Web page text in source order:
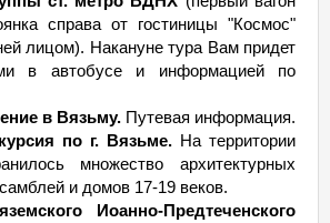
справа от гостиницы "Космос"
лицом). Накануне тура Вам придет
в автобусе и информацией по
в Вязьму. Путевая информация.
по г. Вязьме. На территории
множество архитектурных
и домов 17-19 веков.
Иоанно-Предтеченского